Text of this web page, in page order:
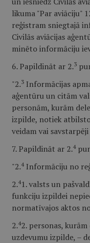
likuma "Par aviāciju"
reģistram sniegtajā
Civilās aviācijas
minēto informāciju
6. Papildināt ar 2.3
"2.3 Informācijas
aģentūru un citām
personām, kurām
izpilde, notiek
veidam vai
7. Papildināt ar 2.4
"2.4Informāciju no
2.41. valsts un
funkciju izpildei
normatīvajos aktos
2.42. personas,
uzdevumu izpilde, –